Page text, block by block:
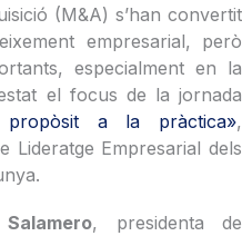
(M&A) s’han convertit
empresarial, però
especialment en la
el focus de la jornada
propòsit a la pràctica»,
Lideratge Empresarial dels
, presidenta de